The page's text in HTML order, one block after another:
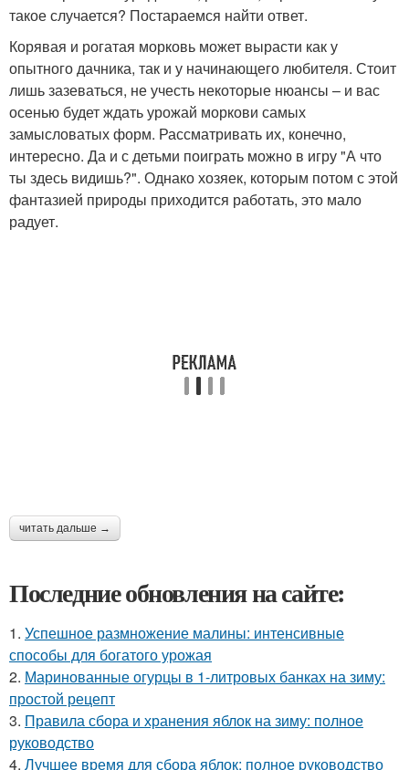
такое случается? Постараемся найти ответ.
Корявая и рогатая морковь может вырасти как у
опытного дачника, так и у начинающего любителя. Стоит
лишь зазеваться, не учесть некоторые нюансы – и вас
осенью будет ждать урожай моркови самых
замысловатых форм. Рассматривать их, конечно,
интересно. Да и с детьми поиграть можно в игру "А что
ты здесь видишь?". Однако хозяек, которым потом с этой
фантазией природы приходится работать, это мало
радует.
читать дальше →
Последние обновления на сайте:
1. Успешное размножение малины: интенсивные
способы для богатого урожая
2. Маринованные огурцы в 1-литровых банках на зиму:
простой рецепт
3. Правила сбора и хранения яблок на зиму: полное
руководство
4. Лучшее время для сбора яблок: полное руководство